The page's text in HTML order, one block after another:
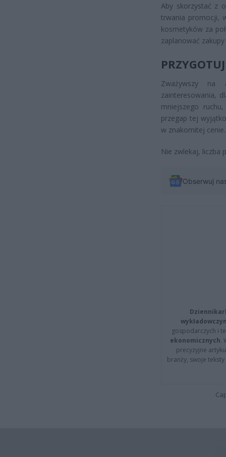
Aby skorzystać z
trwania promocji,
kosmetyków za
zaplanować
Zważywszy na
zainteresowania,
mniejszego
przegap tej
w znakomitej cenie.
Nie zwlekaj, liczba
Obserwuj
gospodarczych i
ekonomicznych.
precyzyjne
branży, swoje